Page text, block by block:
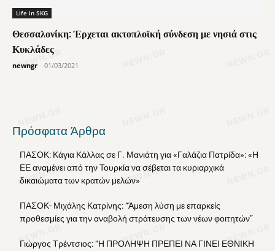
Life in SKG
Θεσσαλονίκη: Έρχεται ακτοπλοϊκή σύνδεση με νησιά στις
Κυκλάδες
newngr - 01/03/2021
Πρόσφατα Άρθρα
ΠΑΣΟΚ: Κάγια Κάλλας σε Γ. Μανιάτη για «Γαλάζια Πατρίδα»: «Η
ΕΕ αναμένει από την Τουρκία να σέβεται τα κυριαρχικά
δικαιώματα των κρατών μελών»
ΠΑΣΟΚ- Μιχάλης Κατρίνης: “Άμεση λύση με επαρκείς
προθεσμίες για την αναβολή στράτευσης των νέων φοιτητών”
Γιώργος Τρέντσιος: “Η ΠΡΟΛΗΨΗ ΠΡΕΠΕΙ ΝΑ ΓΙΝΕΙ ΕΘΝΙΚΗ